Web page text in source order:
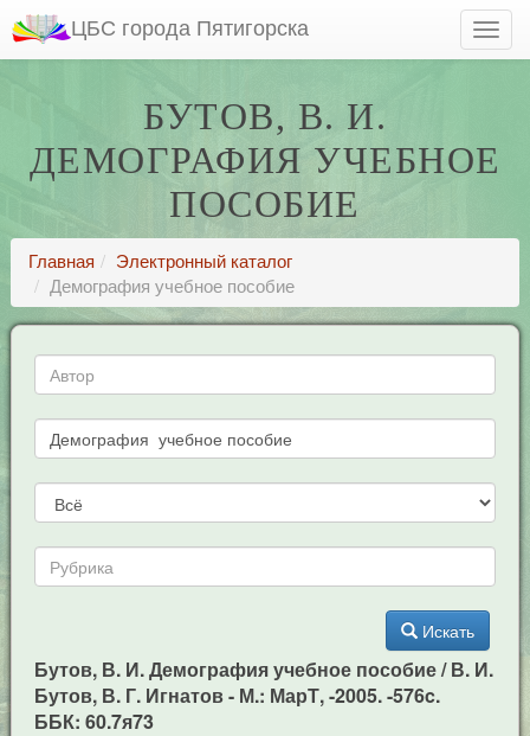
ЦБС города Пятигорска
БУТОВ, В. И.
ДЕМОГРАФИЯ УЧЕБНОЕ
ПОСОБИЕ
Главная
Электронный каталог
Демография учебное пособие
Искать
Бутов, В. И. Демография учебное пособие / В. И.
Бутов, В. Г. Игнатов - М.: МарТ, -2005. -576c.
ББК: 60.7я73